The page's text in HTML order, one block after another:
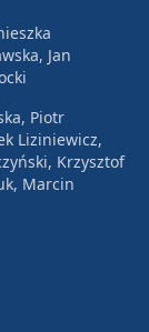
Jan
Piotr
Liziniewicz,
Krzysztof
Marcin